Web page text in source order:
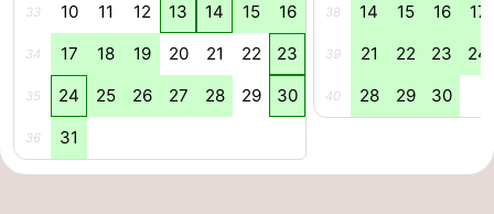
33 10 11 12 13 14 15 16
34 17 18 19 20 21 22 23
35 24 25 26 27 28 29 30
36 31
38 14 15 16 17
39 21 22 23 24
40 28 29 30